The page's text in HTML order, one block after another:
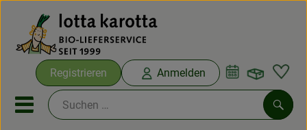
Registrieren Anmelden
Mobiles Menu öffnen oder